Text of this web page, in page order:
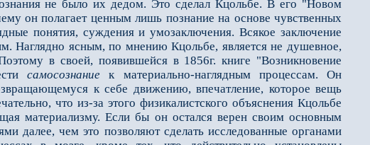
не было их дедом. Это сделал Кцольбе. В его "Новом
он полагает ценным лишь познание на основе чувственных
понятия, суждения и умозаключения. Всякое заключение
Наглядно ясным, по мнению Кцольбе, является не душевное,
в своей, появившейся в 1856г. книге "Возникновение
самосознание к материально-наглядным процессам. Он
к себе движению, впечатление, которое вещь
что из-за этого физикалистского объяснения Кцольбе
материализму. Если бы он остался верен своим основным
далее, чем это позволяют сделать исследованные органами